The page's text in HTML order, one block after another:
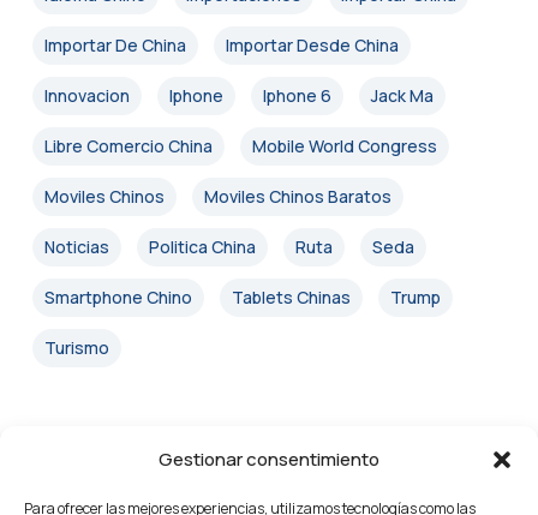
Gestionar consentimiento
Para ofrecer las mejores experiencias, utilizamos tecnologías como las
Importar De China Importar Desde China
Innovacion Iphone Iphone 6 Jack Ma
Libre Comercio China Mobile World Congress
Moviles Chinos Moviles Chinos Baratos
Noticias Politica China Ruta Seda
Smartphone Chino Tablets Chinas Trump
Turismo